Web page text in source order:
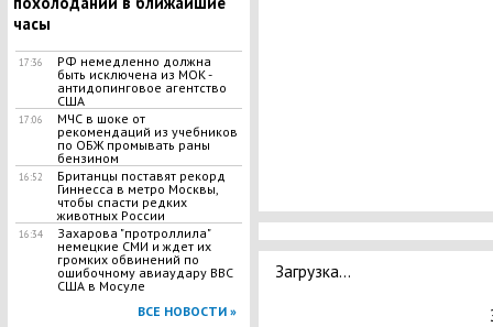
часы
17:36
РФ немедленно должна
быть исключена из МОК -
антидопинговое агентство
США
17:06
МЧС в шоке от
рекомендаций из учебников
по ОБЖ промывать раны
бензином
16:52
​Британцы поставят рекорд
Гиннесса в метро Москвы,
чтобы спасти редких
животных России
16:34
Захарова "протроллила"
немецкие СМИ и ждет их
громких обвинений по
ошибочному авиаудару ВВС
США в Мосуле
ВСЕ НОВОСТИ »
Загрузка...